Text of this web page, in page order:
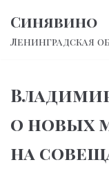
Перейти
к
Синявино
Ленинградская
о новых
на